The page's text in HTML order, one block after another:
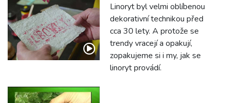
Linoryt byl velmi oblíbenou
dekorativní technikou před
cca 30 lety. A protože se
trendy vracejí a opakují,
zopakujeme si i my, jak se
linoryt provádí.